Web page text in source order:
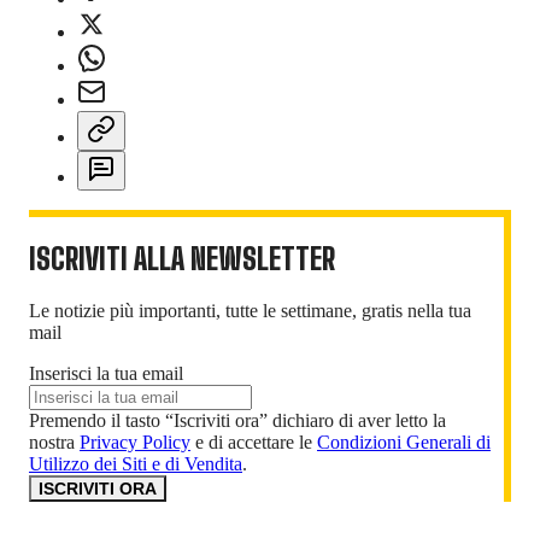
ISCRIVITI ALLA NEWSLETTER
Le notizie più importanti, tutte le settimane, gratis nella tua
mail
Inserisci la tua email
Premendo il tasto “Iscriviti ora” dichiaro di aver letto la
nostra Privacy Policy e di accettare le Condizioni Generali di
Utilizzo dei Siti e di Vendita.
ISCRIVITI ORA